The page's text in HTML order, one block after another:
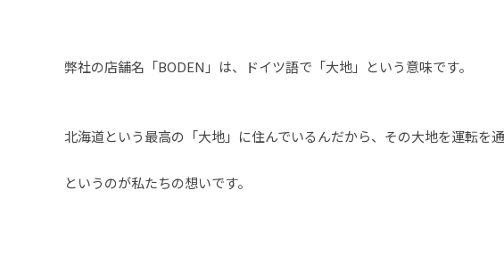
弊社の店舗名「BODEN」は、ドイツ語で「大地」という意味です。
北海道という最高の「大地」に住んでいるんだから、その大地を運転を
というのが私たちの想いです。